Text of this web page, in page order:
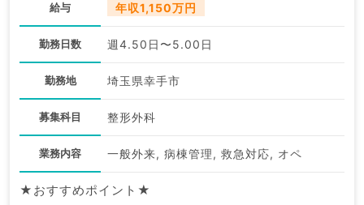
給与 年収1,150万円
勤務日数 週4.50日〜5.00日
勤務地 埼玉県幸手市
募集科目 整形外科
業務内容 一般外来, 病棟管理, 救急対応, オペ
★おすすめポイント★